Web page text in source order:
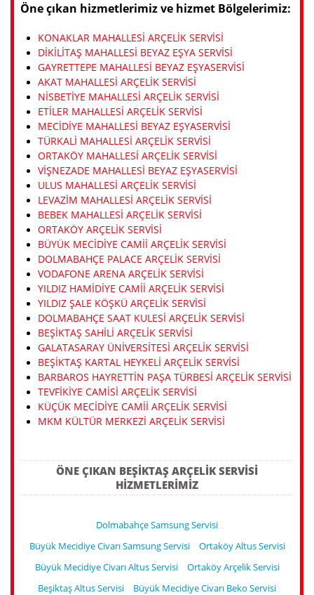
Öne çıkan hizmetlerimiz ve hizmet Bölgelerimiz:
KONAKLAR MAHALLESI ARÇELIK SERVISI
DIKILITAŞ MAHALLESI BEYAZ EŞYA SERVISI
GAYRETTEPE MAHALLESI BEYAZ EŞYASERVISI
AKAT MAHALLESI ARÇELIK SERVISI
NISBETIYE MAHALLESI ARÇELIK SERVISI
ETILER MAHALLESI ARÇELIK SERVISI
MECIDIYE MAHALLESI BEYAZ EŞYASERVISI
TÜRKALI MAHALLESI ARÇELIK SERVISI
ORTAKÖY MAHALLESI ARÇELIK SERVISI
VIŞNEZADE MAHALLESI BEYAZ EŞYASERVISI
ULUS MAHALLESI ARÇELIK SERVISI
LEVAZIM MAHALLESI ARÇELIK SERVISI
BEBEK MAHALLESI ARÇELIK SERVISI
ORTAKÖY ARÇELIK SERVISI
BÜYÜK MECIDIYE CAMII ARÇELIK SERVISI
DOLMABAHÇE PALACE ARÇELIK SERVISI
VODAFONE ARENA ARÇELIK SERVISI
YILDIZ HAMIDIYE CAMII ARÇELIK SERVISI
YILDIZ ŞALE KÖŞKÜ ARÇELIK SERVISI
DOLMABAHÇE SAAT KULESI ARÇELIK SERVISI
BEŞIKTAŞ SAHILI ARÇELIK SERVISI
GALATASARAY ÜNIVERSITESI ARÇELIK SERVISI
BEŞIKTAŞ KARTAL HEYKELI ARÇELIK SERVISI
BARBAROS HAYRETTIN PAŞA TÜRBESI ARÇELIK SERVISI
TEVFIKIYE CAMISI ARÇELIK SERVISI
KÜÇÜK MECIDIYE CAMII ARÇELIK SERVISI
MKM KÜLTÜR MERKEZI ARÇELIK SERVISI
ÖNE ÇIKAN BEŞIKTAŞ ARÇELIK SERVISI
HIZMETLERIMIZ
Dolmabahçe Samsung Servisi
Büyük Mecidiye Civarı Samsung Servisi
Ortaköy Altus Servisi
Büyük Mecidiye Civarı Altus Servisi
Ortaköy Arçelik Servisi
Beşiktaş Altus Servisi
Büyük Mecidiye Civarı Beko Servisi